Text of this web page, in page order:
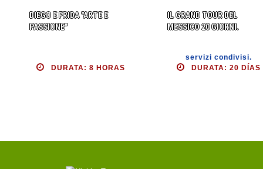
DIEGO E FRIDA "ARTE E
PASSIONE"
DURATA: 8 HORAS
IL GRAND TOUR DEL
MESSICO 20 GIORNI.
servizi condivisi.
DURATA: 20 DÍAS